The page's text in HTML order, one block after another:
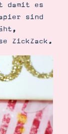
damit es
sind
ZickZack.